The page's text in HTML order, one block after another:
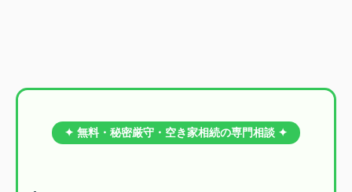
✦ 無料・秘密厳守・空き家相続の専門相談 ✦